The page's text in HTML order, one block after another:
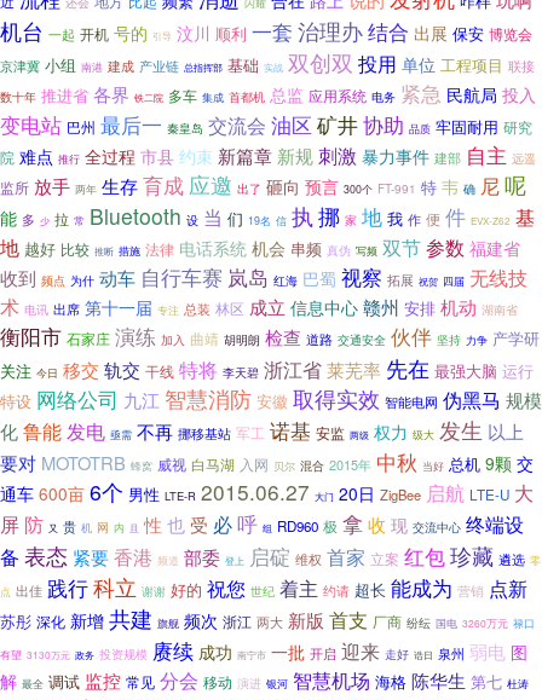
机台 一起 开机 号的 引导 汶川 顺利 一套 治理办结合 出展 保安 博览会
京津冀 小组 南港 建成 产业链 总指挥部 基础 实战 双创双 投用 单位 工程项目 联接
数十年 推进省 各界 铁二院 多车 集成 首都机 总监 应用系统 电务 紧急 民航局 投入
变电站 巴州 最后一 秦皇岛 交流会 油区 矿井协助 品质 牢固耐用 研究
院 难点 推行 全过程 市县 约束 新篇章 新规刺激 暴力事件 建部 自主 远遥
监所 放手 两年 生存育成 应邀 出了 砸向 预言 300个 FT-991 特 韦 确 尼呢
能 多 少 拉 常 Bluetooth 设 当 们 19名 信 执挪 家 地 我 作 便 件 EVX-Z62 基
地 越好 比较 推断 措施 法律 电话系统 机会 串频 真伪 写频 双节参数 福建省
收到 频点 为什 动车 自行车赛 岚岛 红海 巴蜀 视察 拓展 祝贺 四届 无线技
术 电讯 出席 第十一届 专注 总装 林区 成立 信息中心 赣州 安排 机动 湖南省
衡阳市 石家庄 演练 加入 曲靖 胡明朗 检查 道路 交通安全 伙伴 坚持 力争 产学研
关注 今日 移交 轨交 干线 特将 李天碧 浙江省莱芜率 先在 最强大脑 运行
特设 网络公司 九江 智慧消防 安徽 取得实效 智能电网 伪黑马 规模
化鲁能 发电 亟需 不再 挪移基站 军工 诺基 安监 两级 权力 级大 发生 以上
要对 MOTOTRB 蜂窝 威视 白马湖 入网 贝尔 混合 2015年 中秋 当好 总机 9颗 交
通车 600亩 6个 男性 LTE-R 2015.06.27 大门 20日 ZigBee 启航 LTE-U 大
屏 防 又 贵 机 网 内 且 性 也 受 必呼 组 RD960 极 拿收 现 交流中心 终端设
备 表态 紧要香港 频道 部委 登上 启碇 维权 首家 立案 红包珍藏 遴选 零
点 出佳 践行科立 谢谢 好的 祝您 世纪 着主 约请 超长 能成为 营销 点新
苏彤 深化 新增 共建 旗舰 频次 浙江 两大 新版 首支 厂商 纷纭 国电 3260万元 禄口
有望 3130万元 政务 投资规模 赓续 成功 南宁市 一批 开启 迎来 走好 诰日 泉州 弱电 图
解 最全 调试 监控 常见 分会 移动 演进 银河 智慧机场 海格 陈华生 第七 杜涛